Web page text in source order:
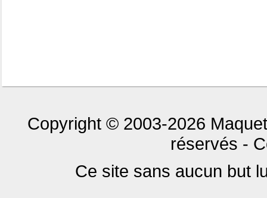
Copyright © 2003-2026
réservés -
Ce site sans aucun but